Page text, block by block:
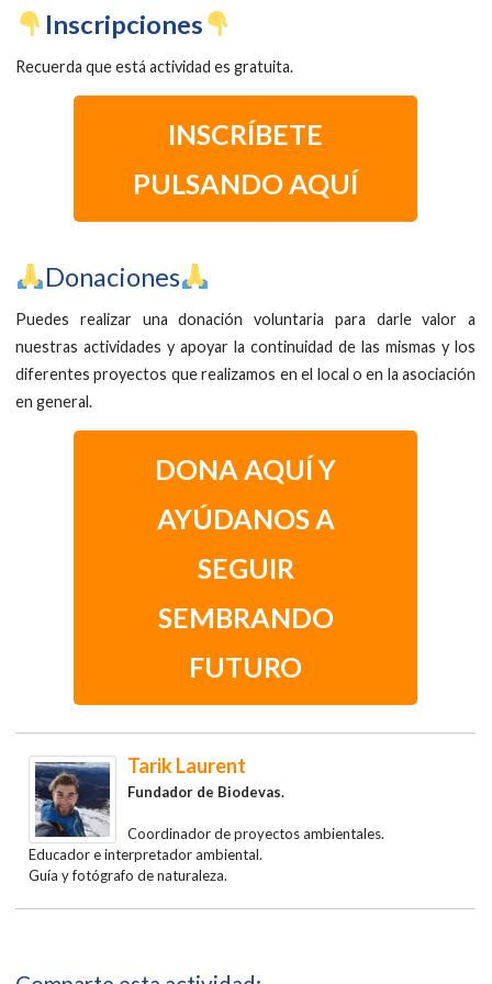
​Inscripciones
Recuerda que está actividad es gratuita.
INSCRÍBETE
PULSANDO AQUÍ
​Donaciones
Puedes realizar una donación voluntaria para darle valor a
nuestras actividades y apoyar la continuidad de las mismas y los
diferentes proyectos que realizamos en el local o en la asociación
en general.
DONA AQUÍ Y
AYÚDANOS A
SEGUIR
SEMBRANDO
FUTURO
Tarik Laurent
Fundador de Biodevas.
Coordinador de proyectos ambientales.
Educador e interpretador ambiental.
Guía y fotógrafo de naturaleza.